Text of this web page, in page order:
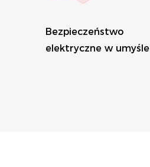
Bezpieczeństwo
elektryczne w umyśle